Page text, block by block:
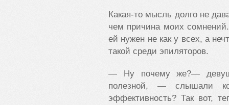
Какая-то мысль долго не
чем причина моих
ей нужен не как у всех, а
такой среди эпиляторов.
— Ну почему же?—
полезной, — слышали
эффективность? Так вот,